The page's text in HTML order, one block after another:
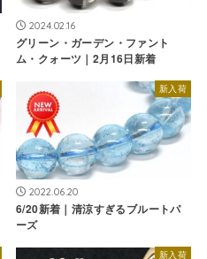
2024.02.16
グリーン・ガーデン・ファント
ム・クォーツ｜2月16日新着
新入荷
2022.06.20
6/20新着｜清涼すぎるブルートパ
ーズ
新入荷